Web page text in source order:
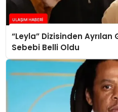
“Leyla” Dizisinden Ayrılan
Sebebi Belli Oldu